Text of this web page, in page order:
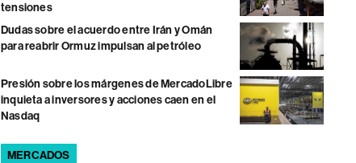
tensiones
Dudas sobre el acuerdo entre Irán y Omán
para reabrir Ormuz impulsan al petróleo
Presión sobre los márgenes de MercadoLibre
inquieta a inversores y acciones caen en el
Nasdaq
MERCADOS